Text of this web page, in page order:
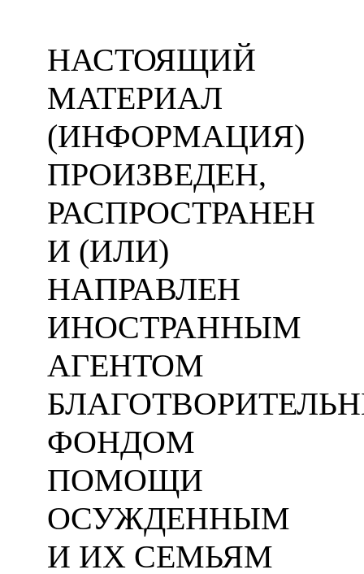
НАСТОЯЩИЙ
МАТЕРИАЛ
(ИНФОРМАЦИЯ)
ПРОИЗВЕДЕН,
РАСПРОСТРАНЕН
И (ИЛИ)
НАПРАВЛЕН
ИНОСТРАННЫМ
АГЕНТОМ
ФОНДОМ
ПОМОЩИ
ОСУЖДЕННЫМ
И ИХ СЕМЬЯМ